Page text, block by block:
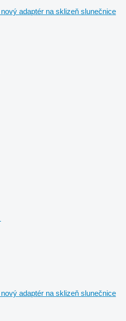
nový adaptér na sklizeň slunečnice
nový adaptér na sklizeň slunečnice